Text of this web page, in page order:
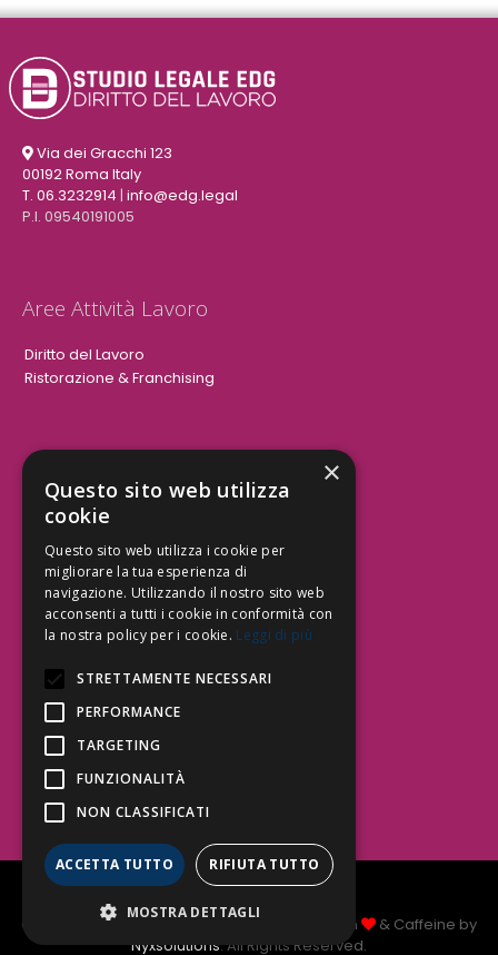
Via dei Gracchi 123
00192 Roma Italy
T. 06.3232914 | info@edg.legal
P.I. 09540191005
Aree Attività Lavoro
Diritto del Lavoro
Ristorazione & Franchising
Aree Attività Civile
Tutele del Credito
Responsabilità Civile
Contrattualistica
Segui lo Studio EDG sui social.
Invia messaggio
T. 06.3232914
info@edg.legal
Privacy Policy|Cookie Policy
Copyright Studio Legale EDG 2026 © Made with
& Caffeine by
Nyxsolutions. All Rights Reserved.
×
Questo sito web utilizza
cookie
Questo sito web utilizza i cookie per
migliorare la tua esperienza di
navigazione. Utilizzando il nostro sito web
acconsenti a tutti i cookie in conformità con
la nostra policy per i cookie. Leggi di più
STRETTAMENTE NECESSARI
PERFORMANCE
TARGETING
FUNZIONALITÀ
NON CLASSIFICATI
ACCETTA TUTTO RIFIUTA TUTTO
MOSTRA DETTAGLI